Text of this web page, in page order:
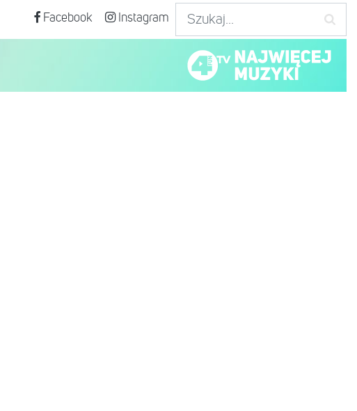
Facebook Instagram